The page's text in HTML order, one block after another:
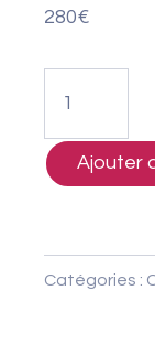
280€
Masterclass
10
animale
Ajouter
Catégories :